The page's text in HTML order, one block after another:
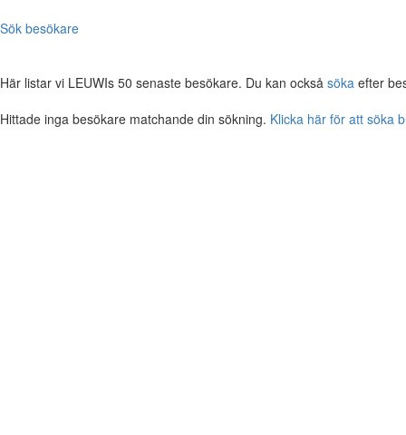
Sök besökare
Här listar vi LEUWIs 50 senaste besökare. Du kan också söka efter
Hittade inga besökare matchande din sökning. Klicka här för att söka